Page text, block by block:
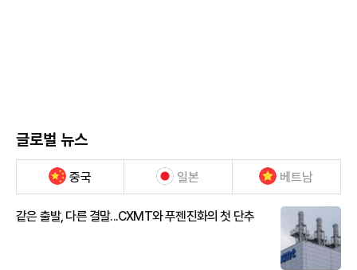
글로벌 뉴스
중국 일본 베트남
같은 출발, 다른 결말...CXMT와 푸젠진화의 첫 단추